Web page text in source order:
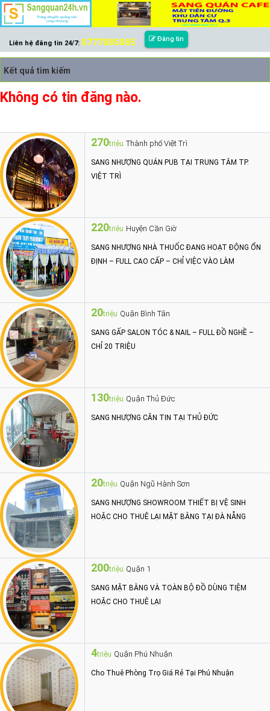
Liên hệ đăng tin 24/7: 0777085085 Đăng tin
Kết quả tìm kiếm
Không có tin đăng nào.
270triệu Thành phố Việt Trì
SANG NHƯỢNG QUÁN PUB TẠI TRUNG TÂM TP.
VIỆT TRÌ
220triệu Huyện Cần Giờ
SANG NHƯỢNG NHÀ THUỐC ĐANG HOẠT ĐỘNG ỔN
ĐỊNH – FULL CAO CẤP – CHỈ VIỆC VÀO LÀM
20triệu Quận Bình Tân
SANG GẤP SALON TÓC & NAIL – FULL ĐỒ NGHỀ –
CHỈ 20 TRIỆU
130triệu Quận Thủ Đức
SANG NHƯỢNG CĂN TIN TẠI THỦ ĐỨC
20triệu Quận Ngũ Hành Sơn
SANG NHƯỢNG SHOWROOM THIẾT BỊ VỆ SINH
HOẶC CHO THUÊ LẠI MẶT BẰNG TẠI ĐÀ NẴNG
200triệu Quận 1
SANG MẶT BẰNG VÀ TOÀN BỘ ĐỒ DÙNG TIỆM
HOẶC CHO THUÊ LẠI
4triệu Quận Phú Nhuận
Cho Thuê Phòng Trọ Giá Rẻ Tại Phú Nhuận